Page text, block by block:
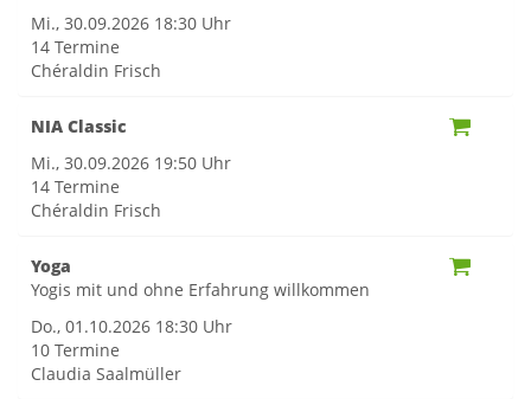
Mi., 30.09.2026 18:30 Uhr
14 Termine
Chéraldin Frisch
NIA Classic
Mi., 30.09.2026 19:50 Uhr
14 Termine
Chéraldin Frisch
Yoga
Yogis mit und ohne Erfahrung willkommen
Do., 01.10.2026 18:30 Uhr
10 Termine
Claudia Saalmüller